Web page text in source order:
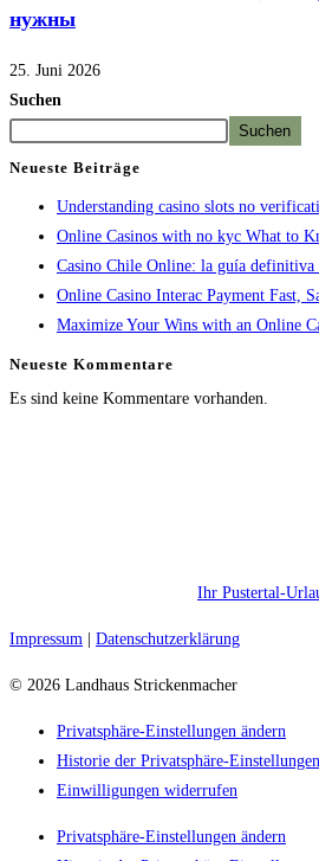
нужны
25. Juni 2026
Suchen
Suchen
Neueste Beiträge
Understanding casino slots no
Online Casinos with no kyc What to
Casino Chile Online: la guía definitiva
Online Casino Interac Payment Fast,
Maximize Your Wins with an Online
Neueste Kommentare
Es sind keine Kommentare vorhanden.
Ihr Pustertal-
Impressum Datenschutzerklärung
© 2026 Landhaus Strickenmacher
Privatsphäre-Einstellungen ändern
Historie der Privatsphäre-Einstellungen
Einwilligungen widerrufen
Privatsphäre-Einstellungen ändern